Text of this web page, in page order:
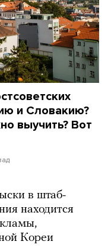
и Словакию?
выучить? Вот
в штаб-
находится
Кореи